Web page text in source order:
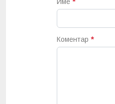
Коментар *